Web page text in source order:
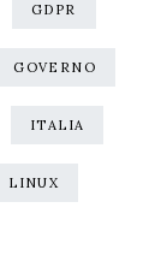
GDPR
GOVERNO
ITALIA
LINUX